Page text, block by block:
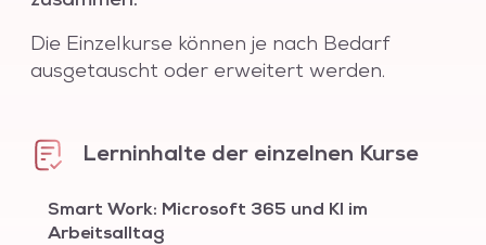
Die Einzelkurse können je nach Bedarf
ausgetauscht oder erweitert werden.
Lerninhalte der einzelnen Kurse
Smart Work: Microsoft 365 und KI im
Arbeitsalltag